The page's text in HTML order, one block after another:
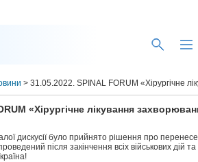
> 31.05.2022. SPINAL FORUM «Хірургічне
«Хірургічне лікування
дискусії було прийнято рішення про
після закінчення всіх військових дій